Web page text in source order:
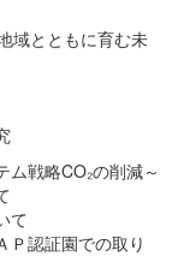
ともに育む未
戦略CO₂の削減～
証園での取り